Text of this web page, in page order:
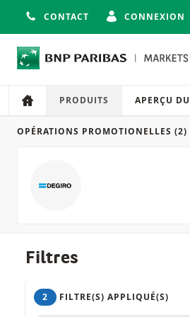
CONTACT CONNEXION
Navigation
Navigation
PRODUITS APERÇU
Produits
OPÉRATIONS PROMOTIONELLES (2)
Filtres
2 FILTRE(S) APPLIQUÉ(S)